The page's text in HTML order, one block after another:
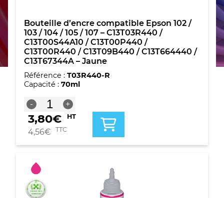
Bouteille d’encre compatible Epson 102 /
103 / 104 / 105 / 107 – C13T03R440 /
C13T00S44A10 / C13T00P440 /
C13T00R440 / C13T09B440 / C13T664440 /
C13T67344A – Jaune
Référence : T03R440-R
Capacité : 70ml
-
quantité
de
Bouteille
d'encre
Epson
/
103
/
104
+
3,80€ HT
4,56€ TTC